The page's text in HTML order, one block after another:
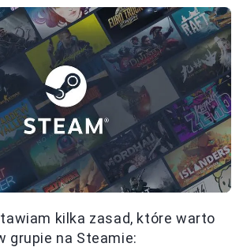
kilka zasad, które warto
grupie na Steamie: